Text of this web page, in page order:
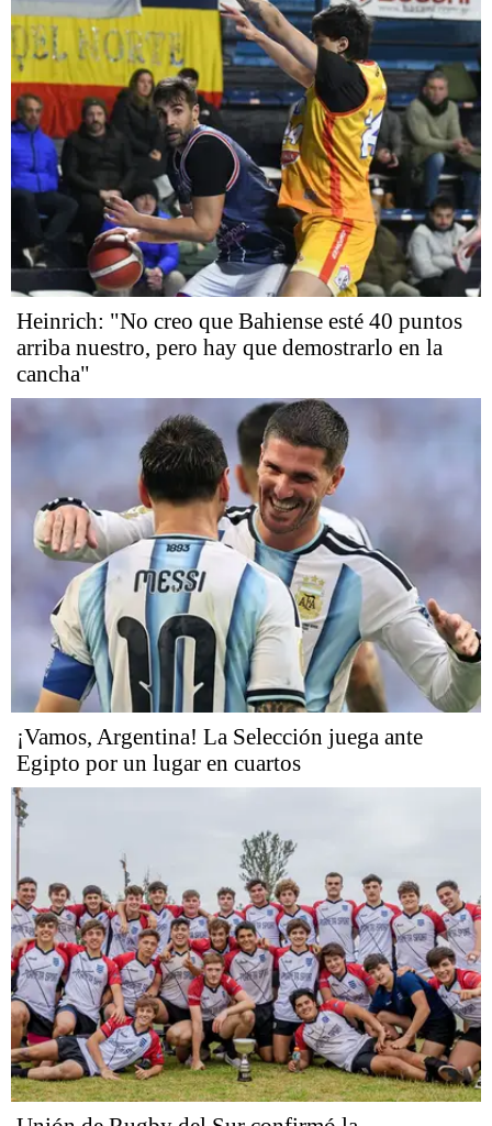
Heinrich: "No creo que Bahiense esté 40 puntos
arriba nuestro, pero hay que demostrarlo en la
cancha"
¡Vamos, Argentina! La Selección juega ante
Egipto por un lugar en cuartos